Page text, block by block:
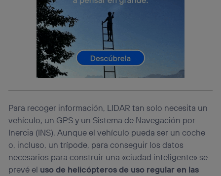
Para recoger información, LIDAR tan solo necesita un
vehículo, un GPS y un Sistema de Navegación por
Inercia (INS). Aunque el vehículo pueda ser un coche
o, incluso, un trípode, para conseguir los datos
necesarios para construir una «ciudad inteligente» se
prevé el uso de helicópteros de uso regular en las
Este identificador se asigna a la conexión de internet, por
lo que cualquier persona que conecte su dispositivo y
consienta el uso de la tecnología recibirá el mismo
identificador. Típicamente:
Si utilizas unaconexión de banda ancha
el marketing o análisis se realizará en función de las
actividades de navegación de los miembros del hogar
que hayan dado su consentimiento.
Si utilizasdatos móviles, el marketing será más
navegación del usuario del móvil.
Puedes gestionar los consentimientos Utiq seleccionando
“Administrar Utiq” en la parte inferior de esta página web o
visitando el portal de privacidad de Utiq
(“consenthub”)
. Para más información, consulta
la política de privacidad de Utiq.